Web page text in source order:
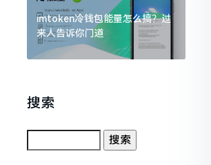
imtoken冷钱包能量怎么搞？过
来人告诉你门道
搜索